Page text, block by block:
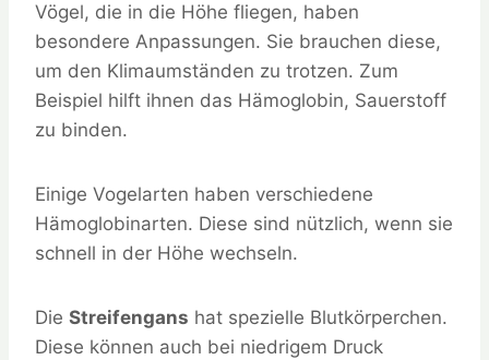
Vögel, die in die Höhe fliegen, haben
besondere Anpassungen. Sie brauchen diese,
um den Klimaumständen zu trotzen. Zum
Beispiel hilft ihnen das Hämoglobin, Sauerstoff
zu binden.
Einige Vogelarten haben verschiedene
Hämoglobinarten. Diese sind nützlich, wenn sie
schnell in der Höhe wechseln.
Die Streifengans hat spezielle Blutkörperchen.
Diese können auch bei niedrigem Druck